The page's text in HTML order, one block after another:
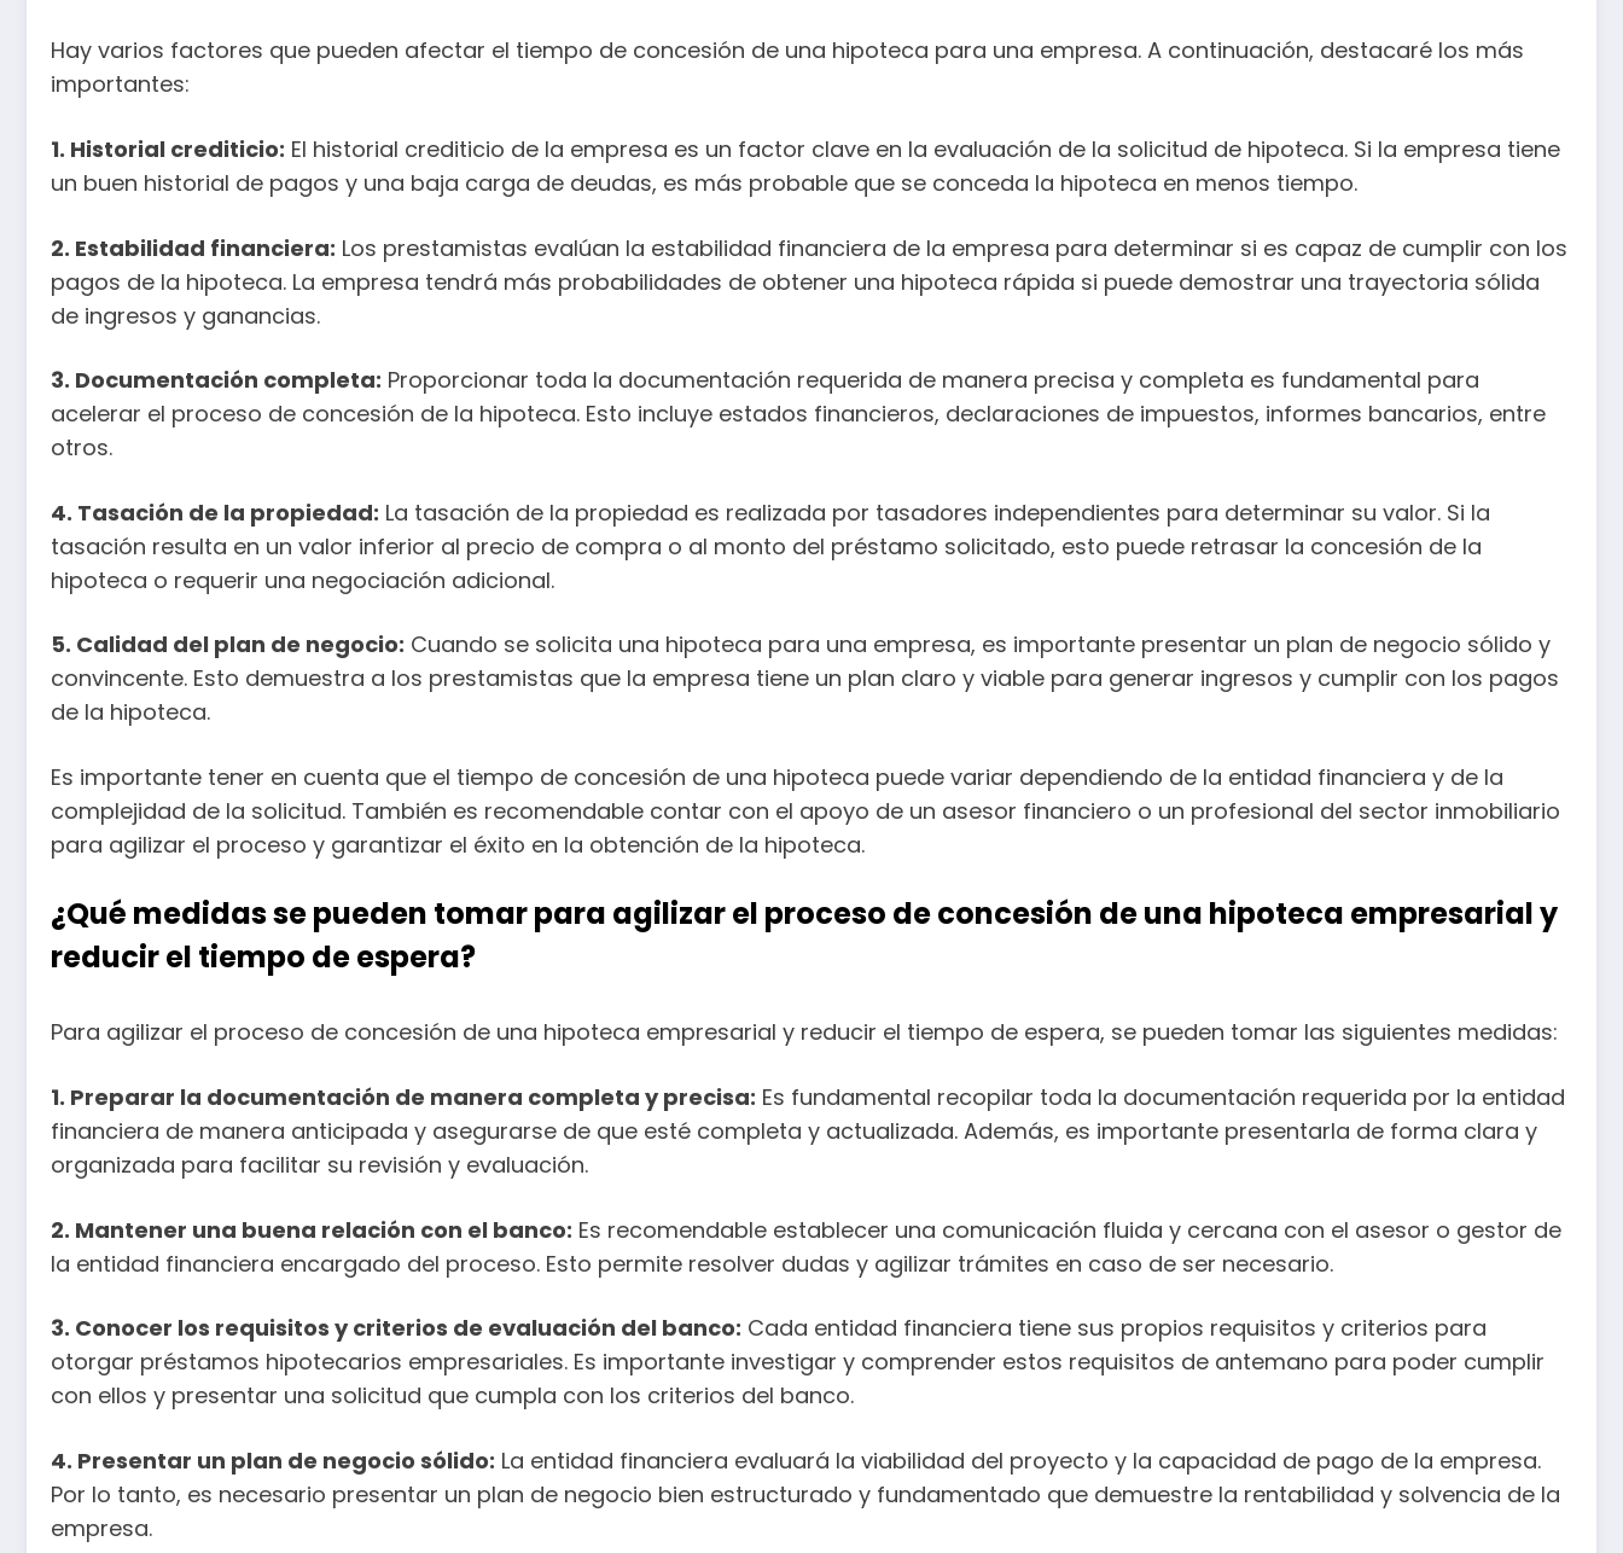
Hay varios factores que pueden afectar el tiempo de concesión de una hipoteca para una empresa. A continuación, destacaré los más
importantes:
1. Historial crediticio: El historial crediticio de la empresa es un factor clave en la evaluación de la solicitud de hipoteca. Si la empresa tiene
un buen historial de pagos y una baja carga de deudas, es más probable que se conceda la hipoteca en menos tiempo.
2. Estabilidad financiera: Los prestamistas evalúan la estabilidad financiera de la empresa para determinar si es capaz de cumplir con los
pagos de la hipoteca. La empresa tendrá más probabilidades de obtener una hipoteca rápida si puede demostrar una trayectoria sólida
de ingresos y ganancias.
3. Documentación completa: Proporcionar toda la documentación requerida de manera precisa y completa es fundamental para
acelerar el proceso de concesión de la hipoteca. Esto incluye estados financieros, declaraciones de impuestos, informes bancarios, entre
otros.
4. Tasación de la propiedad: La tasación de la propiedad es realizada por tasadores independientes para determinar su valor. Si la
tasación resulta en un valor inferior al precio de compra o al monto del préstamo solicitado, esto puede retrasar la concesión de la
hipoteca o requerir una negociación adicional.
5. Calidad del plan de negocio: Cuando se solicita una hipoteca para una empresa, es importante presentar un plan de negocio sólido y
convincente. Esto demuestra a los prestamistas que la empresa tiene un plan claro y viable para generar ingresos y cumplir con los pagos
de la hipoteca.
Es importante tener en cuenta que el tiempo de concesión de una hipoteca puede variar dependiendo de la entidad financiera y de la
complejidad de la solicitud. También es recomendable contar con el apoyo de un asesor financiero o un profesional del sector inmobiliario
para agilizar el proceso y garantizar el éxito en la obtención de la hipoteca.
¿Qué medidas se pueden tomar para agilizar el proceso de concesión de una hipoteca empresarial y
reducir el tiempo de espera?
Para agilizar el proceso de concesión de una hipoteca empresarial y reducir el tiempo de espera, se pueden tomar las siguientes medidas:
1. Preparar la documentación de manera completa y precisa: Es fundamental recopilar toda la documentación requerida por la entidad
financiera de manera anticipada y asegurarse de que esté completa y actualizada. Además, es importante presentarla de forma clara y
organizada para facilitar su revisión y evaluación.
2. Mantener una buena relación con el banco: Es recomendable establecer una comunicación fluida y cercana con el asesor o gestor de
la entidad financiera encargado del proceso. Esto permite resolver dudas y agilizar trámites en caso de ser necesario.
3. Conocer los requisitos y criterios de evaluación del banco: Cada entidad financiera tiene sus propios requisitos y criterios para
otorgar préstamos hipotecarios empresariales. Es importante investigar y comprender estos requisitos de antemano para poder cumplir
con ellos y presentar una solicitud que cumpla con los criterios del banco.
4. Presentar un plan de negocio sólido: La entidad financiera evaluará la viabilidad del proyecto y la capacidad de pago de la empresa.
Por lo tanto, es necesario presentar un plan de negocio bien estructurado y fundamentado que demuestre la rentabilidad y solvencia de la
empresa.